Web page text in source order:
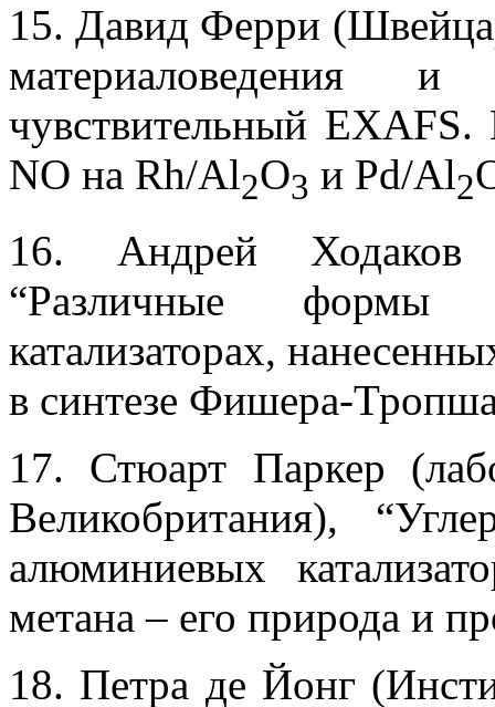
15. Давид Ферри
материаловедения и
чувствительный
NO на Rh/Al2O3 и Pd/Al2
16. Андрей
“Различные формы
катализаторах,
в синтезе Фишера-
17. Стюарт Паркер
Великобритания),
алюминиевых
метана – его природа и
18. Петра де Йонг